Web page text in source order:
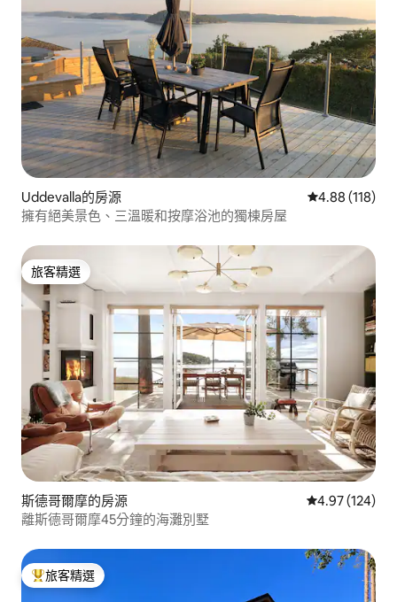
Uddevalla的房源 從 118 則評價
4.88 (118)
擁有絕美景色、三溫暖和按摩浴池的獨棟房屋
旅客精選
旅客精選
斯德哥爾摩的房源 從 124 則評價
4.97 (124)
離斯德哥爾摩45分鐘的海灘別墅
旅客精選榜首
旅客精選